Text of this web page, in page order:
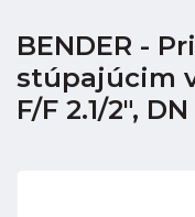
BENDER -
stúpajúcim
F/F 2.1/2",